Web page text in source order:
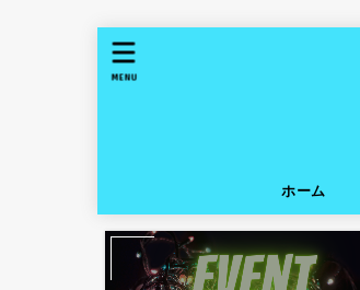
ホーム
MENU